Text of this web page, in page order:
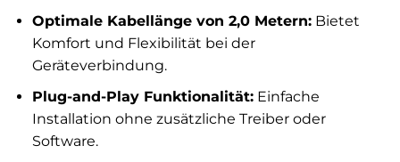
Optimale Kabellänge von 2,0 Metern:Bietet
Komfort und Flexibilität bei der
Geräteverbindung.
Plug-and-Play Funktionalität:Einfache
Installation ohne zusätzliche Treiber oder
Software.